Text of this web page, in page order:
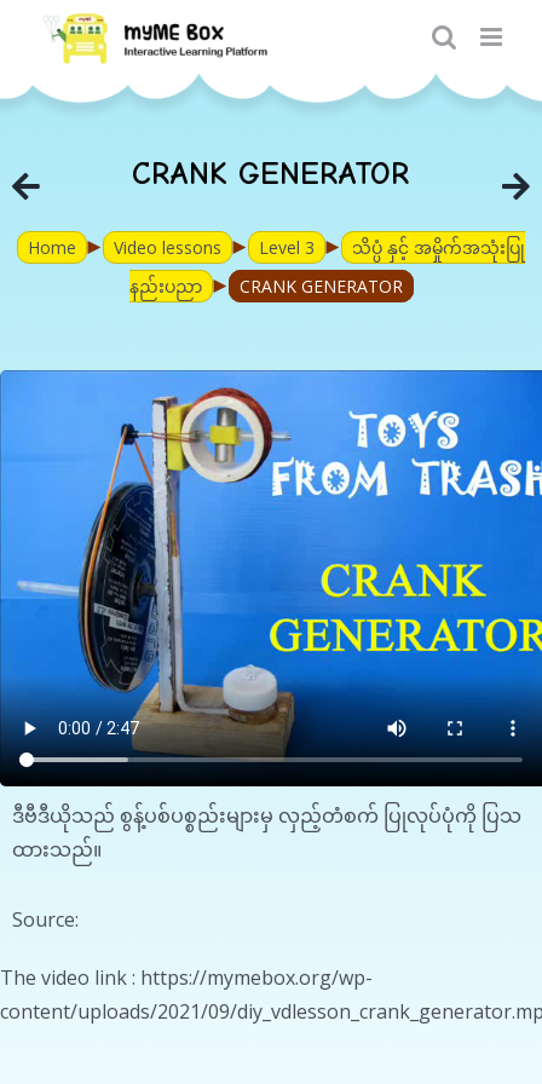
content
CRANK GENERATOR
Home ► Video lessons ► Level 3 ► သိပ္ပံ နှင့် အမှိုက်အသုံးပြု
နည်းပညာ ► CRANK GENERATOR
ဒီဗီဒီယိုသည် စွန့်ပစ်ပစ္စည်းများမှ လှည့်တံစက် ပြုလုပ်ပုံကို ပြသ
ထားသည်။
Source:
The video link : https://mymebox.org/wp-
content/uploads/2021/09/